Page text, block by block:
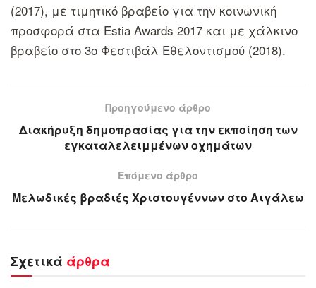
(2017), με τιμητικό βραβείο για την κοινωνική
προσφορά στα Estia Awards 2017 και με χάλκινο
βραβείο στο 3ο Φεστιβάλ Εθελοντισμού (2018).
Προηγούμενο άρθρο
Διακήρυξη δημοπρασίας για την εκποίηση των
εγκαταλελειμμένων οχημάτων
Επόμενο άρθρο
Μελωδικές βραδιές Χριστουγέννων στο Αιγάλεω
Σχετικά άρθρα